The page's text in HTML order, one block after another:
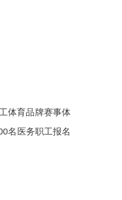
体育品牌赛事体
名医务职工报名